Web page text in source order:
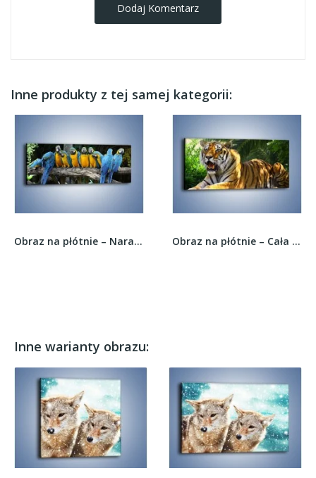
Dodaj Komentarz
Inne produkty z tej samej kategorii:
Obraz na płótnie – Narada papuziej rodziny –... Obraz na płótnie – Cała duma tygrysa –...
Inne warianty obrazu: